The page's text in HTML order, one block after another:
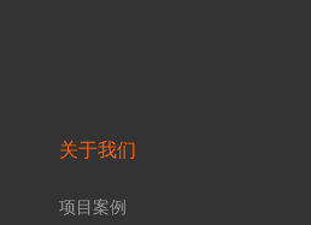
关于我们
项目案例